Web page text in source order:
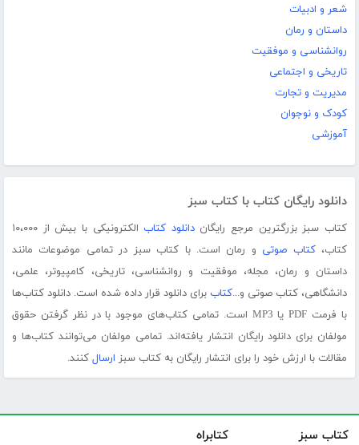
شعر و ادبیات
داستان و رمان
روانشناسی و موفقیت
تاریخی و اجتماعی
مدیریت و تجارت
کودک و نوجوان
آموزشی
دانلود رایگان کتاب با کتاب سبز
کتاب سبز بزرگترین مرجع رایگاندانلود کتاب
الکترونیکی با بیش از ۱۰،۰۰۰
کتاب،کتاب صوتی و رمان است. با کتاب سبز در تمامی موضوعات مانند
داستان و رمان، مجله، موفقیت و روانشناسی، تاریخی، کامپیوتر، علمی،
دانشگاهی، کتاب صوتی و...کتاب برای دانلود قرار داده شده است. دانلود کتاب‌ها
با فرمت PDF یا MP3 است. تمامی کتاب‌های موجود با در نظر گرفتن حقوق
مولفان برای دانلود رایگان انتشار یافته‌اند. تمامی مولفان می‌توانند کتاب‌ها و
مقالات با ارزش خود را برای انتشار رایگان به کتاب سبز ارسال کنند.
کتاب سبز کتابراه